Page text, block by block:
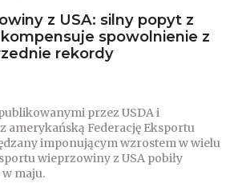
z USA: silny popyt z
spowolnienie z
rekordy
przez USDA i
amerykańską Federację Eksportu
imponującym wzrostem w wielu
wieprzowiny z USA pobiły
maju.